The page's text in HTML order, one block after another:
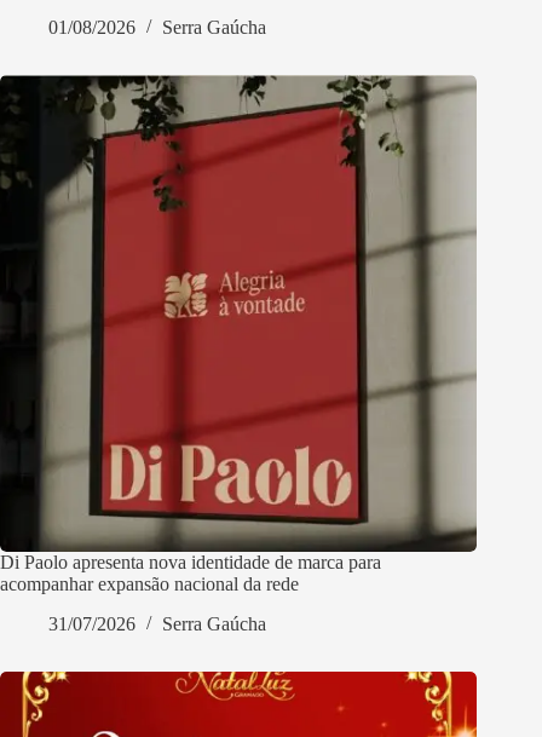
01/08/2026
Serra Gaúcha
Di Paolo apresenta nova identidade de marca para
acompanhar expansão nacional da rede
31/07/2026
Serra Gaúcha